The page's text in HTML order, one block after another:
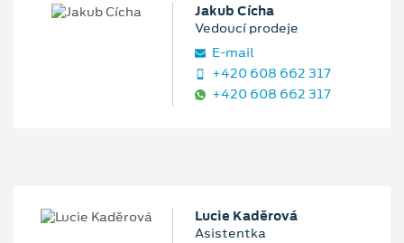
Jakub Cícha
Vedoucí prodeje
E‑mail
+420 608 662 317
+420 608 662 317
Lucie Kaděrová
Asistentka